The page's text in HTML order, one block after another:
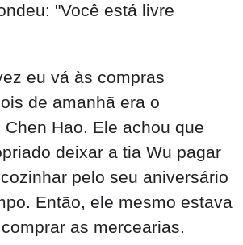
"Você está livre
eu vá às compras
de amanhã era o
Hao. Ele achou que
deixar a tia Wu pagar
pelo seu aniversário
Então, ele mesmo estava
as mercearias.